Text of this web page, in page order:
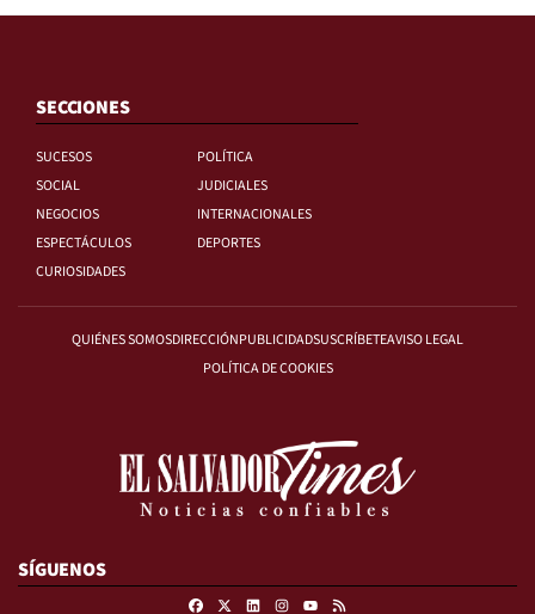
SECCIONES
SUCESOS
POLÍTICA
SOCIAL
JUDICIALES
NEGOCIOS
INTERNACIONALES
ESPECTÁCULOS
DEPORTES
CURIOSIDADES
QUIÉNES SOMOSDIRECCIÓNPUBLICIDADSUSCRÍBETEAVISO LEGAL
POLÍTICA DE COOKIES
SÍGUENOS
FacebookLinkedinInstagramRSS